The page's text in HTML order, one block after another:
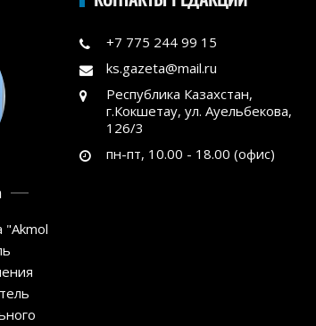
"Akmol
+7 775 244 99 15
ks.gazeta@mail.ru
Республика Казахстан,
г.Кокшетау, ул. Ауельбекова,
126/3
пн-пт, 10.00 - 18.00 (офис)